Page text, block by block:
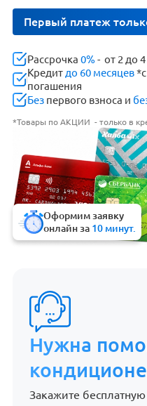
Первый платеж
Рассрочка0% - от 2 до
Кредит до 60 месяцев
погашения
Без первого взноса и
*Товары по АКЦИИ - только в
Оформим заявку
онлайн за 10 минут.
Нужна
Закажите